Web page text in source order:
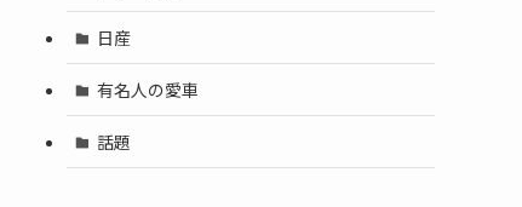
日産
有名人の愛車
話題